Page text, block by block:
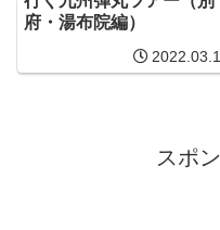
府・湯布院編）
スポ